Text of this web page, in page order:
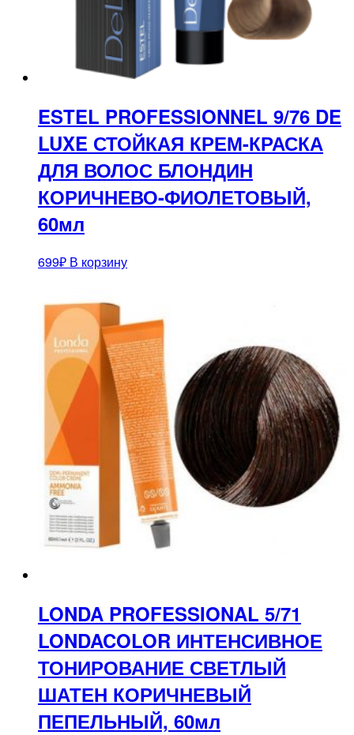
ESTEL PROFESSIONNEL 9/76 DE
LUXE СТОЙКАЯ КРЕМ-КРАСКА
ДЛЯ ВОЛОС БЛОНДИН
КОРИЧНЕВО-ФИОЛЕТОВЫЙ,
60мл
699₽ В корзину
LONDA PROFESSIONAL 5/71
LONDACOLOR ИНТЕНСИВНОЕ
ТОНИРОВАНИЕ СВЕТЛЫЙ
ШАТЕН КОРИЧНЕВЫЙ
ПЕПЕЛЬНЫЙ, 60мл